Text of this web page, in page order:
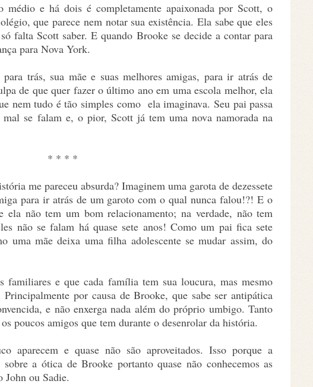
e há dois é completamente apaixonada por Scott, o
que parece nem notar sua existência. Ela sabe que eles
falta Scott saber. E quando Brooke se decide a contar para
para Nova York.
trás, sua mãe e suas melhores amigas, para ir atrás de
de que quer fazer o último ano em uma escola melhor, ela
nem tudo é tão simples como ela imaginava. Seu pai passa
mal se falam e, o pior, Scott já tem uma nova namorada na
* * * *
me pareceu absurda? Imaginem uma garota de dezessete
para ir atrás de um garoto com o qual nunca falou!?! E o
não tem um bom relacionamento; na verdade, não tem
não se falam há quase sete anos! Como um pai fica sete
uma mãe deixa uma filha adolescente se mudar assim, do
familiares e que cada família tem sua loucura, mas mesmo
por causa de Brooke, que sabe ser antipática
e não enxerga nada além do próprio umbigo. Tanto
poucos amigos que tem durante o desenrolar da história.
aparecem e quase não são aproveitados. Isso porque a
a ótica de Brooke portanto quase não conhecemos as
John ou Sadie.